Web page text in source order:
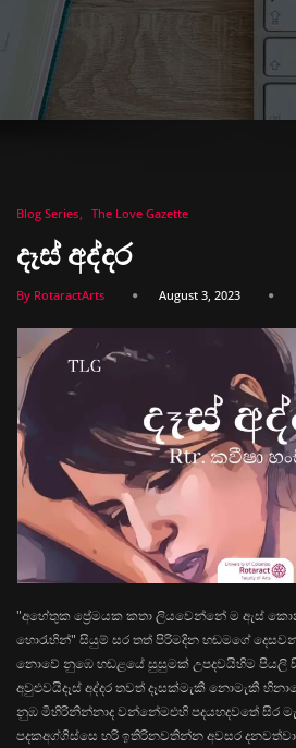
Blog Series The Love Gazette
දෑස් අද්දර
By RotaractArts August 3, 2023
"අහේතුක ප්‍රේමයක කතා ලියවෙන්නේ ම ඇස්
හොරැහින්" සියුම් සර තත් පිරිමදින හඬමගේ
නොවේ නුඹෙ හඬළයේ සුසුමක් උපදවයිහිම
අවුළුවයිදෑස් අද්දර තවත් දෑසක්මැකී නොමැකී
නුඹ මිහිරිනින්නාද වන්නේමඑහි පදයහදවතේ සිර
පදකඅග්ගිස්සෙ හරි ඉතිරිනවතින්න අවසර